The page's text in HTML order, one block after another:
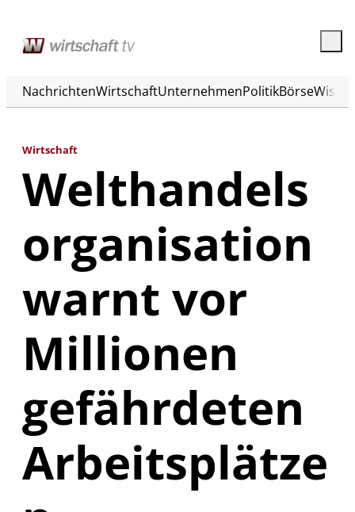
NachrichtenWirtschaftUnternehmenPolitikBörse
Wirtschaft
Welthandels
organisation
warnt vor
Millionen
gefährdeten
Arbeitsplätze